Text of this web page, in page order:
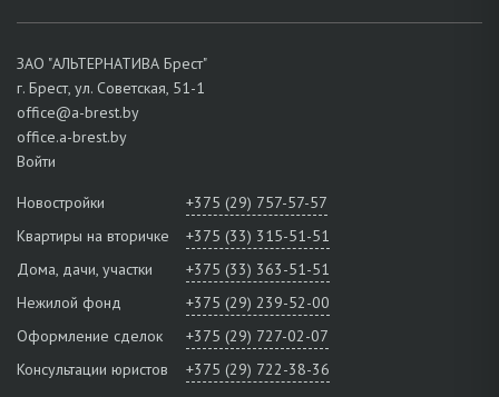
ЗАО "АЛЬТЕРНАТИВА Брест"
г. Брест, ул. Советская, 51-1
office@a-brest.by
office.a-brest.by
Войти
Новостройки
+375 (29) 757-57-57
Квартиры на вторичке
+375 (33) 315-51-51
Дома, дачи, участки
+375 (33) 363-51-51
Нежилой фонд
+375 (29) 239-52-00
Оформление сделок
+375 (29) 727-02-07
Консультации юристов
+375 (29) 722-38-36